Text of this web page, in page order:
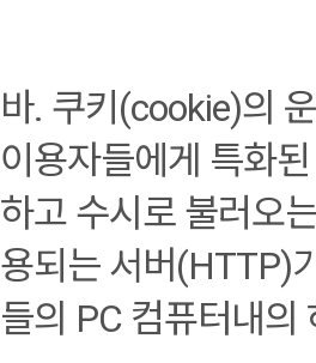
바. 쿠키(cookie)의
이용자들에게 특화
하고 수시로 불러오
용되는 서버(HTTP)
들의 PC 컴퓨터내의